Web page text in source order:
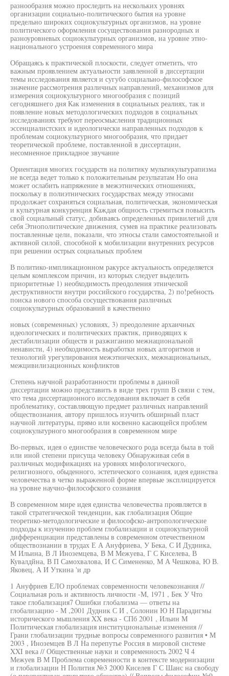
разнообразия можно проследить на нескольких уровнях
организации социально-политического бытия на уровне
предельно широких социокультурных организмов, на уровне
политического оформления сосуществования разнородных и
разноуровневых социокультурных организмов, на уровне этно-
национального устроения современного мира
Обращаясь к практической плоскости, следует отметить, что
важным проявлением актуальности заявленной в диссертации
темы исследования является и сугубо социально-философское
значение рассмотрения различных направлений, механизмов для
измерения социокультурного многообразия с позиций
сегодняшнего дня Как изменения в социальных реалиях, так и
появление новых методологических подходов в социальных
исследованиях требуют переосмысления традиционных
эссенциалистских и идеологически направленных подходов к
проблемам социокультурного многообразия, что придает
теоретической проблеме, поставленной в диссертации,
несомненное прикладное звучание
Ориентация многих государств на политику мультикультурапизма
не всегда ведет только к положительным результатам Но она
может ослабить напряжение в межэтнических отношениях,
поскольку в полиэтнических государствах между этносами
продолжает сохраняться социальная, политическая, экономическая
и культурная конкуренция Каждая общность стремиться повысить
свой социальный статус, добиваясь определенных привилегий для
себя Этнополитические движения, сумев на практике реализовать
поставленные цели, показали, что этносы стали самостоятельной и
активной силой, способной к мобилизации внутренних ресурсов
при решении острых социальных проблем
В политико-импликационном ракурсе актуальность определяется
целым комплексом причин, из которых следует выделить
приоритетные 1) необходимость преодоления этнической
деструктивности внутри российского государства, 2) по!ребность
поиска нового способа сосуществования различных
социокультурных образований в качественно
новых (современных) условиях, 3) преодоление архаичных
идеологических и политических практик, приводящих к
дестабилизации обществ и разжиганию межнациональной
ненависти, 4) необходимость выработки новых алгоритмов и
технологий урегулирования межэтнических, межнациональных,
межцивилизационных конфликтов
Степень научной разработанности проблемы в данной
диссертации можно представить в виде трех групп В связи с тем,
что тема диссертационного исследования включает в себя
проблематику, составляющую предмет различных направлений
обществознания, автору пришлось изучить обширный пласт
научной литературы, прямо или косвенно касающейся проблем
социокультурного многообразия в современном мире
Во-первых, идея о единстве человеческого рода всегда была в той
или иной степени присуща человеку Обнаруживая себя в
различных модификациях на уровнях мифологического,
религиозного, обыденного, эстетического сознания, идея единства
человечества в четко выраженной форме впервые эксплицируется
на уровне научно-философского сознания
В современном мире идея единства человечества проявляется в
такой стратегической тенденции, как глобализация Общие
теоретико-методологические и философско-антропологические
подходы к изучению проблем глобализации и социокультурной
дифференциации представлены в современном отечественном
обществознании в трудах Е А Ануфриева, У Бека, С И Дудника,
М Ильина, В Л Иноземцева, В М Межуева, Г С Киселева, В
Кувалдйна, В П Самохвалова, И С Симененко, М А Чешкова, Ю В.
Яковец, А И Уткина 'и др
1 Ануфриев ЕЛО проблемах современности человекознания //
Социальная роль и активность личности -М, 1971 , Бек У Что
такое глобализация7 Ошибки глобализма — ответы на
глобализацию - М ,2001 Дудник С И , Солонин Ю Н Парадигмы
исторического мышления XX века - СПб 2001 , Ильин М
Политическая глобализация институциональные изменения //
Грани глобализации трудные вопросы современного развития • М
2003 , Иноземцев В Л На перепутье Россия в мировой системе
XXI века // Общественные науки и современность 2002 Ч 4
Межуев В М Проблема современности в контексте модернизации
и глобализации Н Полития №3 2000 Киселев Г С Шанс на свободу